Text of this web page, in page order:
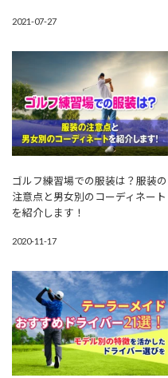
2021-07-27
ゴルフ練習場での服装は？服装の
注意点と男女別のコーディネート
を紹介します！
2020-11-17